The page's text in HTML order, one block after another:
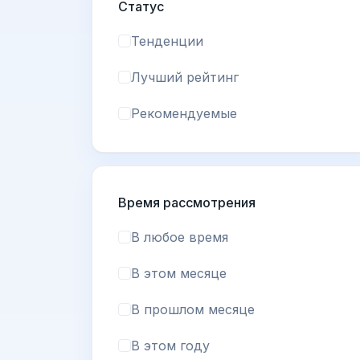
Статус
Тенденции
Лучший рейтинг
Рекомендуемые
Время рассмотрения
В любое время
В этом месяце
В прошлом месяце
В этом году